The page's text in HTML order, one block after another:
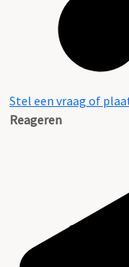
Stel een vraag of
Reageren